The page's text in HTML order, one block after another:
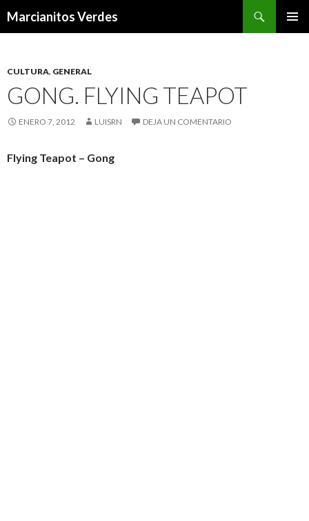
Marcianitos Verdes
CULTURA, GENERAL
GONG. FLYING TEAPOT
ENERO 7, 2012 LUISRN DEJA UN COMENTARIO
Flying Teapot – Gong